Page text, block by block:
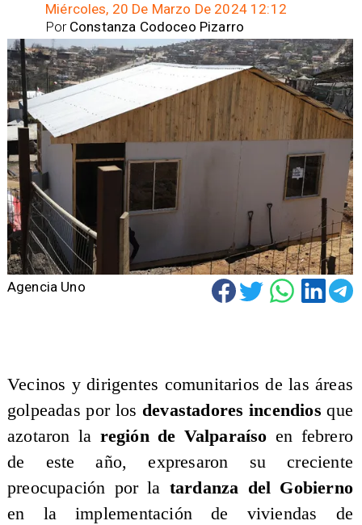
Miércoles, 20 De Marzo De 2024 12:12
Constanza Codoceo Pizarro
Por
Agencia Uno
​Vecinos y dirigentes comunitarios de las áreas
golpeadas por los devastadores incendios que
azotaron la región de Valparaíso en febrero
de este año, expresaron su creciente
preocupación por la tardanza del Gobierno
en la implementación de viviendas de